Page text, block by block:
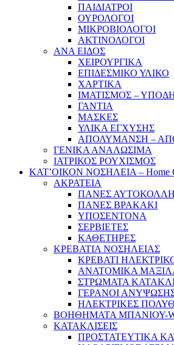
ΠΑΙΔΙΑΤΡΟΙ
ΟΥΡΟΛΟΓΟΙ
ΜΙΚΡΟΒΙΟΛΟΓΟΙ
ΑΚΤΙΝΟΛΟΓΟΙ
ΑΝΑ ΕΙΔΟΣ
ΧΕΙΡΟΥΡΓΙΚΑ
ΕΠΙΔΕΣΜΙΚΟ ΥΛΙΚΟ
ΧΑΡΤΙΚΑ
ΙΜΑΤΙΣΜΟΣ –
ΓΑΝΤΙΑ
ΜΑΣΚΕΣ
ΥΛΙΚΑ ΕΓΧΥΣΗΣ
ΑΠΟΛΥΜΑΝΣΗ –
ΓΕΝΙΚΑ ΑΝΑΛΩΣΙΜΑ
ΙΑΤΡΙΚΟΣ ΡΟΥΧΙΣΜΟΣ
ΚΑΤ’ΟΙΚΟΝ ΝΟΣΗΛΕΙΑ – Home
ΑΚΡΑΤΕΙΑ
ΠΑΝΕΣ
ΠΑΝΕΣ ΒΡΑΚΑΚΙ
ΥΠΟΣΕΝΤΟΝΑ
ΣΕΡΒΙΕΤΕΣ
ΚΑΘΕΤΗΡΕΣ
ΚΡΕΒΑΤΙΑ ΝΟΣΗΛΕΙΑΣ
ΚΡΕΒΑΤΙ
ΑΝΑΤΟΜΙΚΑ
ΣΤΡΩΜΑΤΑ
ΓΕΡΑΝΟΙ
ΗΛΕΚΤΡΙΚΕΣ
ΒΟΗΘΗΜΑΤΑ ΜΠΑΝΙΟΥ-
ΚΑΤΑΚΛΙΣΕΙΣ
ΠΡΟΣΤΑΤΕΥΤΙΚΑ